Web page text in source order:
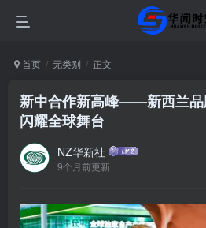
首页 无类别 正文
新中合作新高峰——新西兰品
闪耀全球舞台
NZ华新社
9个月前更新